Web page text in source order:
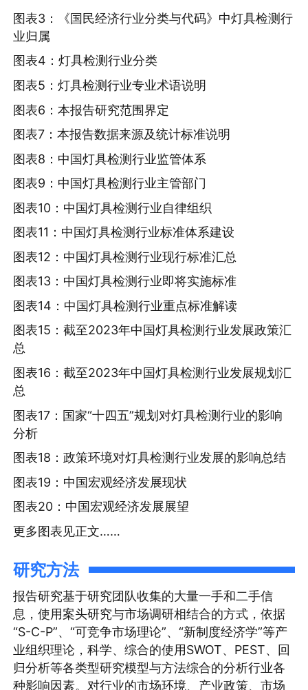
图表3：《国民经济行业分类与代码》中灯具检测行
业归属
图表4：灯具检测行业分类
图表5：灯具检测行业专业术语说明
图表6：本报告研究范围界定
图表7：本报告数据来源及统计标准说明
图表8：中国灯具检测行业监管体系
图表9：中国灯具检测行业主管部门
图表10：中国灯具检测行业自律组织
图表11：中国灯具检测行业标准体系建设
图表12：中国灯具检测行业现行标准汇总
图表13：中国灯具检测行业即将实施标准
图表14：中国灯具检测行业重点标准解读
图表15：截至2023年中国灯具检测行业发展政策汇
总
图表16：截至2023年中国灯具检测行业发展规划汇
总
图表17：国家“十四五”规划对灯具检测行业的影响
分析
图表18：政策环境对灯具检测行业发展的影响总结
图表19：中国宏观经济发展现状
图表20：中国宏观经济发展展望
更多图表见正文……
研究方法
报告研究基于研究团队收集的大量一手和二手信
息，使用案头研究与市场调研相结合的方式，依据
“S-C-P”、“可竞争市场理论”、“新制度经济学”等产
业组织理论，科学、综合的使用SWOT、PEST、回
归分析等各类型研究模型与方法综合的分析行业各
种影响因素。对行业的市场环境、产业政策、市场